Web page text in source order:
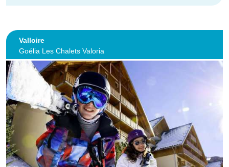
Valloire
Goélia Les Chalets Valoria